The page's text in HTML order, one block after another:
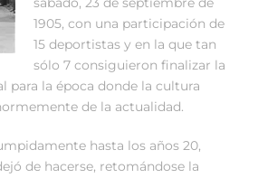
1905, con una participación de
15 deportistas y en la que tan
sólo 7 consiguieron finalizar la
para la época donde la cultura
de la actualidad.
hasta los años 20,
de hacerse, retomándose la